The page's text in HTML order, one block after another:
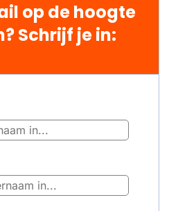
op de hoogte
Schrijf je in: